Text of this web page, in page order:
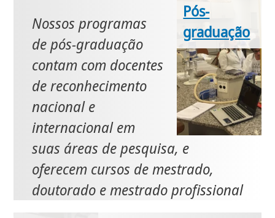
Pós-
graduação
Nossos programas
de pós-graduação
contam com docentes
de reconhecimento
nacional e
internacional em
suas áreas de pesquisa, e
oferecem cursos de mestrado,
doutorado e mestrado profissional